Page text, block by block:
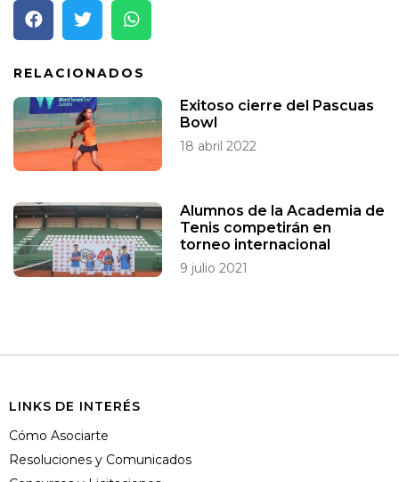
RELACIONADOS
Exitoso cierre del Pascuas
Bowl
18 abril 2022
Alumnos de la Academia de
Tenis competirán en
torneo internacional
9 julio 2021
LINKS DE INTERÉS
Cómo Asociarte
Resoluciones y Comunicados